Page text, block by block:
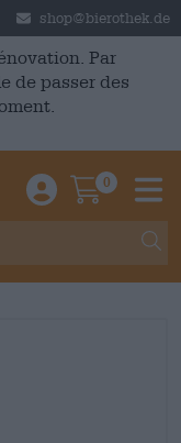
shop@bierothek.de
Par
de passer des
Einloggen /
0